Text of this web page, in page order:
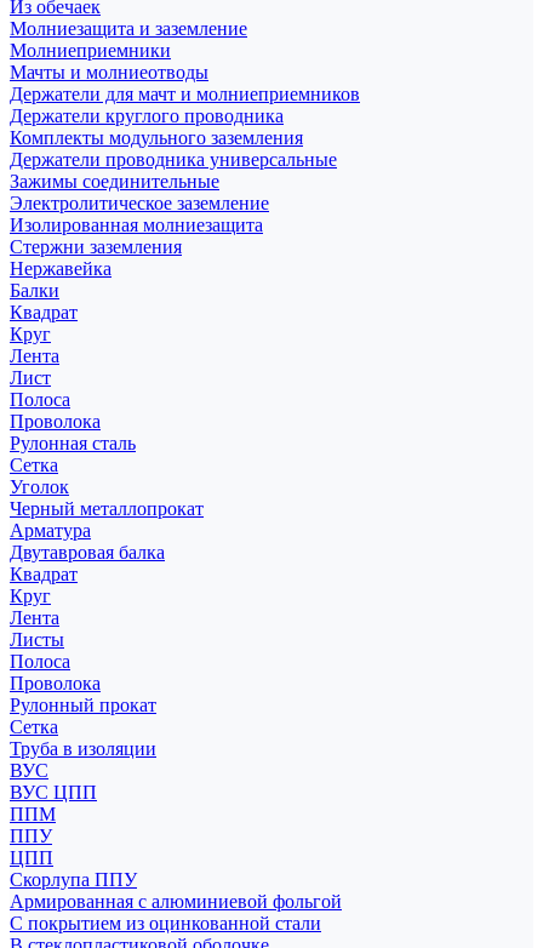
Из обечаек
Молниезащита и заземление
Молниеприемники
Мачты и молниеотводы
Держатели для мачт и молниеприемников
Держатели круглого проводника
Комплекты модульного заземления
Держатели проводника универсальные
Зажимы соединительные
Электролитическое заземление
Изолированная молниезащита
Стержни заземления
Нержавейка
Балки
Квадрат
Круг
Лента
Лист
Полоса
Проволока
Рулонная сталь
Сетка
Уголок
Черный металлопрокат
Арматура
Двутавровая балка
Квадрат
Круг
Лента
Листы
Полоса
Проволока
Рулонный прокат
Сетка
Труба в изоляции
ВУС
ВУС ЦПП
ППМ
ППУ
ЦПП
Скорлупа ППУ
Армированная с алюминиевой фольгой
С покрытием из оцинкованной стали